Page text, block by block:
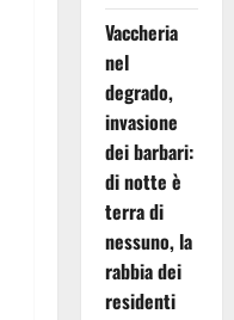
Vaccheria
nel
degrado,
invasione
dei barbari:
di notte è
terra di
nessuno, la
rabbia dei
residenti